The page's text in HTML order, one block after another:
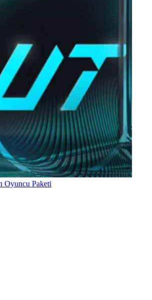
Oyuncu Paketi